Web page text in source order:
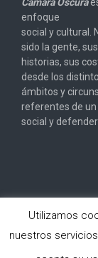
Cámara Oscura
enfoque
social y cultural.
sido la gente, sus
historias, sus
desde los
ámbitos y
referentes de
social y
Copyright ©
Utilizamos
nuestros